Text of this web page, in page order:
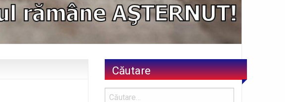
Căutare